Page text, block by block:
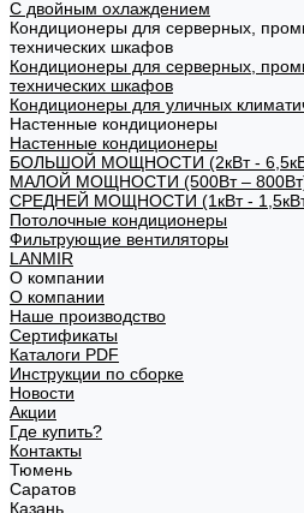
С двойным охлаждением
Кондиционеры для серверных,
технических шкафов
Кондиционеры для серверных,
технических шкафов
Кондиционеры для уличных
Настенные кондиционеры
Настенные кондиционеры
БОЛЬШОЙ МОЩНОСТИ (2кВт -
МАЛОЙ МОЩНОСТИ (500Вт –
СРЕДНЕЙ МОЩНОСТИ (1кВт -
Потолочные кондиционеры
Фильтрующие вентиляторы
LANMIR
О компании
О компании
Наше производство
Сертификаты
Каталоги PDF
Инструкции по сборке
Новости
Акции
Где купить?
Контакты
Тюмень
Саратов
Казань